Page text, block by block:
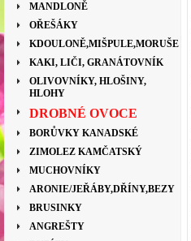
MANDLONĚ
OŘEŠÁKY
KDOULONĚ,MIŠPULE,MORUŠE
KAKI, LIČI, GRANÁTOVNÍK
OLIVOVNÍKY, HLOŠINY,
HLOHY
DROBNÉ OVOCE
BORŮVKY KANADSKÉ
ZIMOLEZ KAMČATSKÝ
MUCHOVNÍKY
ARONIE/JEŘÁBY,DŘÍNY,BEZY
BRUSINKY
ANGREŠTY